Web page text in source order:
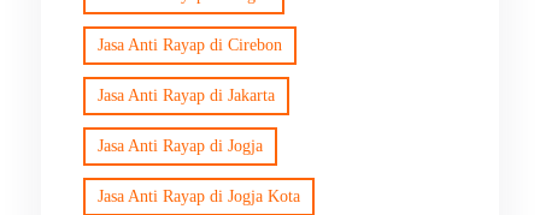
Jasa Anti Rayap di Cirebon
Jasa Anti Rayap di Jakarta
Jasa Anti Rayap di Jogja
Jasa Anti Rayap di Jogja Kota